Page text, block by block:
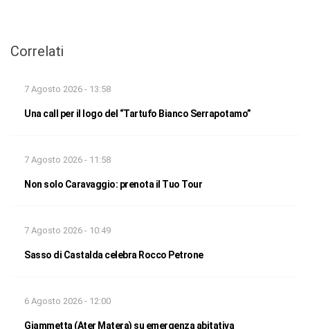
Correlati
7 Agosto 2026 - 13:58
Una call per il logo del “Tartufo Bianco Serrapotamo”
7 Agosto 2026 - 11:58
Non solo Caravaggio: prenota il Tuo Tour
7 Agosto 2026 - 10:49
Sasso di Castalda celebra Rocco Petrone
6 Agosto 2026 - 12:00
Giammetta (Ater Matera) su emergenza abitativa